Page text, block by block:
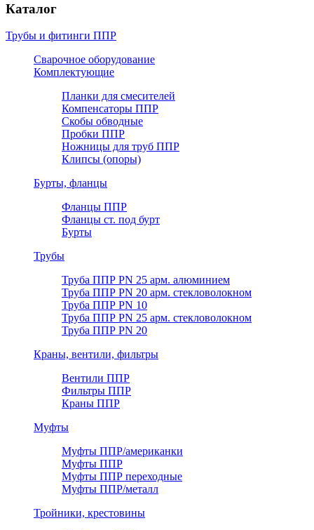
Каталог
Трубы и фитинги ППР
Сварочное оборудование
Комплектующие
Планки для смесителей
Компенсаторы ППР
Скобы обводные
Пробки ППР
Ножницы для труб ППР
Клипсы (опоры)
Бурты, фланцы
Фланцы ППР
Фланцы ст. под бурт
Бурты
Трубы
Труба ППР PN 25 арм. алюминием
Труба ППР PN 20 арм. стекловолокном
Труба ППР PN 10
Труба ППР PN 25 арм. стекловолокном
Труба ППР PN 20
Краны, вентили, фильтры
Вентили ППР
Фильтры ППР
Краны ППР
Муфты
Муфты ППР/американки
Муфты ППР
Муфты ППР переходные
Муфты ППР/металл
Тройники, крестовины